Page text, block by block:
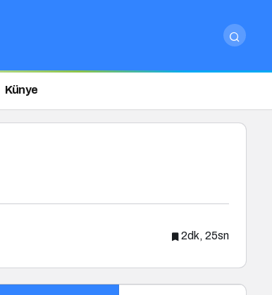
Künye
2dk, 25sn